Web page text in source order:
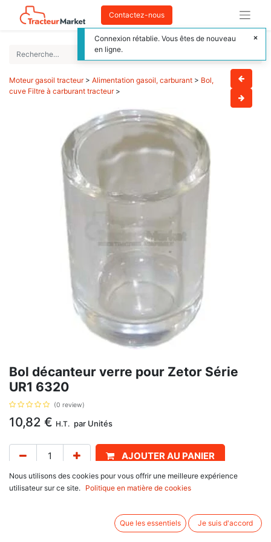
Contactez-nous
Moteur gasoil tracteur> Alimentation gasoil, carburant > Bol,
cuve Filtre à carburant tracteur>
Bol décanteur verre pour Zetor Série
UR1 6320
(0 review)
10,82 € H.T. par Unités
AJOUTER AU PANIER
Délai de livraison : 1 semaine
Nous utilisons des cookies pour vous offrir une meilleure expérience
utilisateur sur ce site.
Politique en matière de cookies
Que les essentiels Je suis d'accord
Connexion rétablie. Vous êtes de nouveau
en ligne.